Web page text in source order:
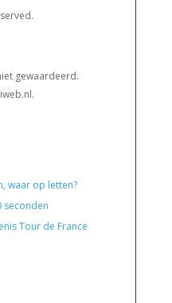
gewaardeerd.
waar op letten?
seconden
Tour de France